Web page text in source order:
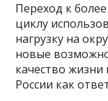
Переход к
циклу
нагрузку на
новые
качество
России как